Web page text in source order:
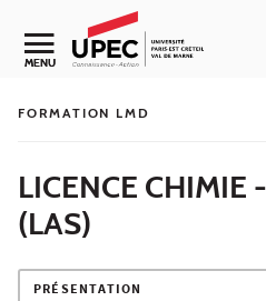
Aller au contenu
Navigation secondaire
MENU
FORMATION LMD
LICENCE CHIMIE
(LAS)
PRÉSENTATION